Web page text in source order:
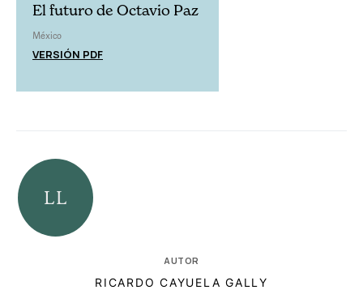
El futuro de Octavio Paz
México
VERSIÓN PDF
AUTOR
RICARDO CAYUELA GALLY